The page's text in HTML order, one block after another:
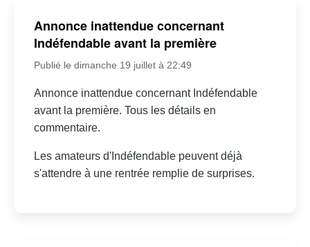
Annonce inattendue concernant
Indéfendable avant la première
Publié le dimanche 19 juillet à 22:49
Annonce inattendue concernant Indéfendable
avant la première. Tous les détails en
commentaire.
Les amateurs d'Indéfendable peuvent déjà
s'attendre à une rentrée remplie de surprises.